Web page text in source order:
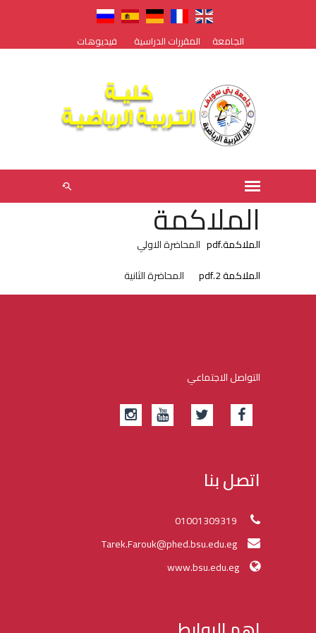
الجامعة المقررات الدراسية فيديوهات
الملاكمة
الملاكمة.pdf
المحاضرة الاولي
الملاكمة 2.pdf
المحاضرة الثانية
التواصل الاجتماعي
اتصل بنا
www.bsu.edu.eg